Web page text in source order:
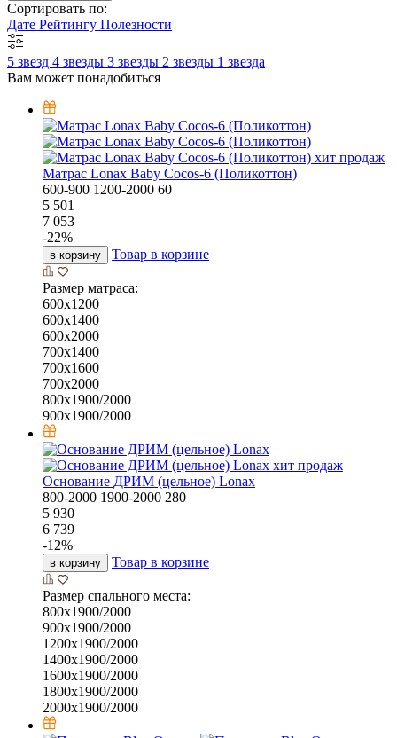
Сортировать по:
Дате Рейтингу Полезности
5 звезд 4 звезды 3 звезды 2 звезды 1 звезда
Вам может понадобиться
хит продаж
Матрас Lonax Baby Cocos-6 (Поликоттон)
600-900 1200-2000 60
5 501
7 053
-22%
в корзину Товар в корзине
Размер матраса:
600х1200
600х1400
600х2000
700х1400
700х1600
700х2000
800х1900/2000
900х1900/2000
хит продаж
Основание ДРИМ (цельное) Lonax
800-2000 1900-2000 280
5 930
6 739
-12%
в корзину Товар в корзине
Размер спального места:
800х1900/2000
900х1900/2000
1200х1900/2000
1400х1900/2000
1600х1900/2000
1800х1900/2000
2000х1900/2000